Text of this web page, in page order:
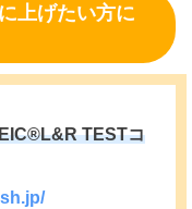
上げたい方に
TESTコ